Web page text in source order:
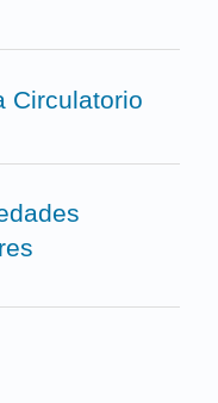
Circulatorio